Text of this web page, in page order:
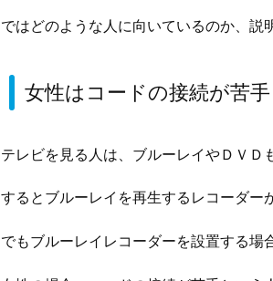
ではどのような人に向いているのか、説
女性はコードの接続が苦
テレビを見る人は、ブルーレイやＤＶＤ
するとブルーレイを再生するレコーダー
でもブルーレイレコーダーを設置する場